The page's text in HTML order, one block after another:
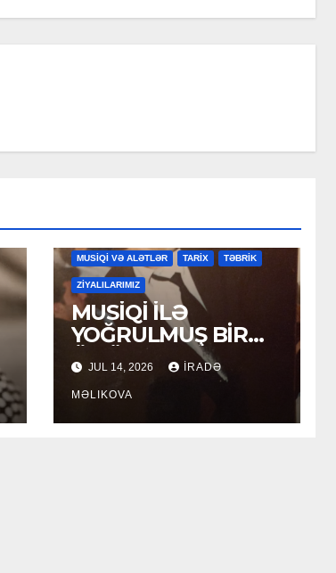
MAHNILAR MƏDƏNİYYƏT MƏDƏNİYYƏT
MUSİQİ VƏ ALƏTLƏR TARİX TƏBRİK
ZİYALILARIMIZ
MUSİQİ İLƏ
YOĞRULMUŞ BİR
ÖMÜR
JUL 14, 2026 İRADƏ
MƏLIKOVA